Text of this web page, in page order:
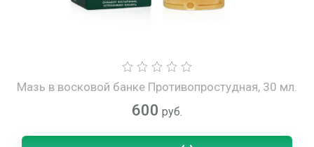
Мазь в восковой банке Противопростудная, 30 мл.
600 руб.